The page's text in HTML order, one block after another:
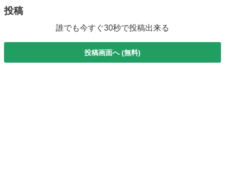
投稿
誰でも今すぐ30秒で投稿出来る
投稿画面へ (無料)